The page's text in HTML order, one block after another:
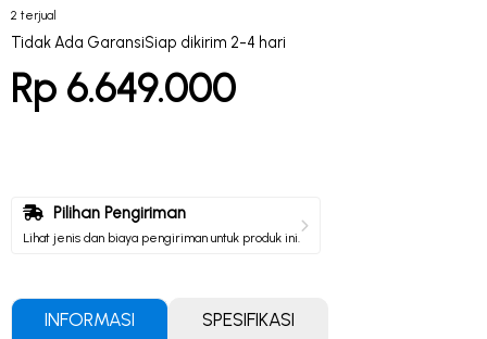
2 terjual
Tidak Ada GaransiSiap dikirim 2-4 hari
Rp 6.649.000
Pilihan Pengiriman
Lihat jenis dan biaya pengiriman untuk produk ini.
INFORMASI SPESIFIKASI